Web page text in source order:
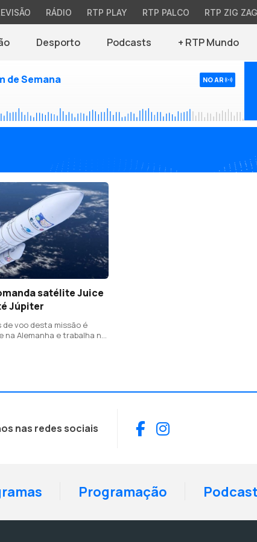
RÁDIO RTP PLAY RTP PALCO RTP ZIG ZAG
Desporto Podcasts + RTP Mundo
de Semana NO AR
satélite Juice
Júpiter
de voo desta missão é
na Alemanha e trabalha na
nas redes sociais Facebook
Instagram
Programação